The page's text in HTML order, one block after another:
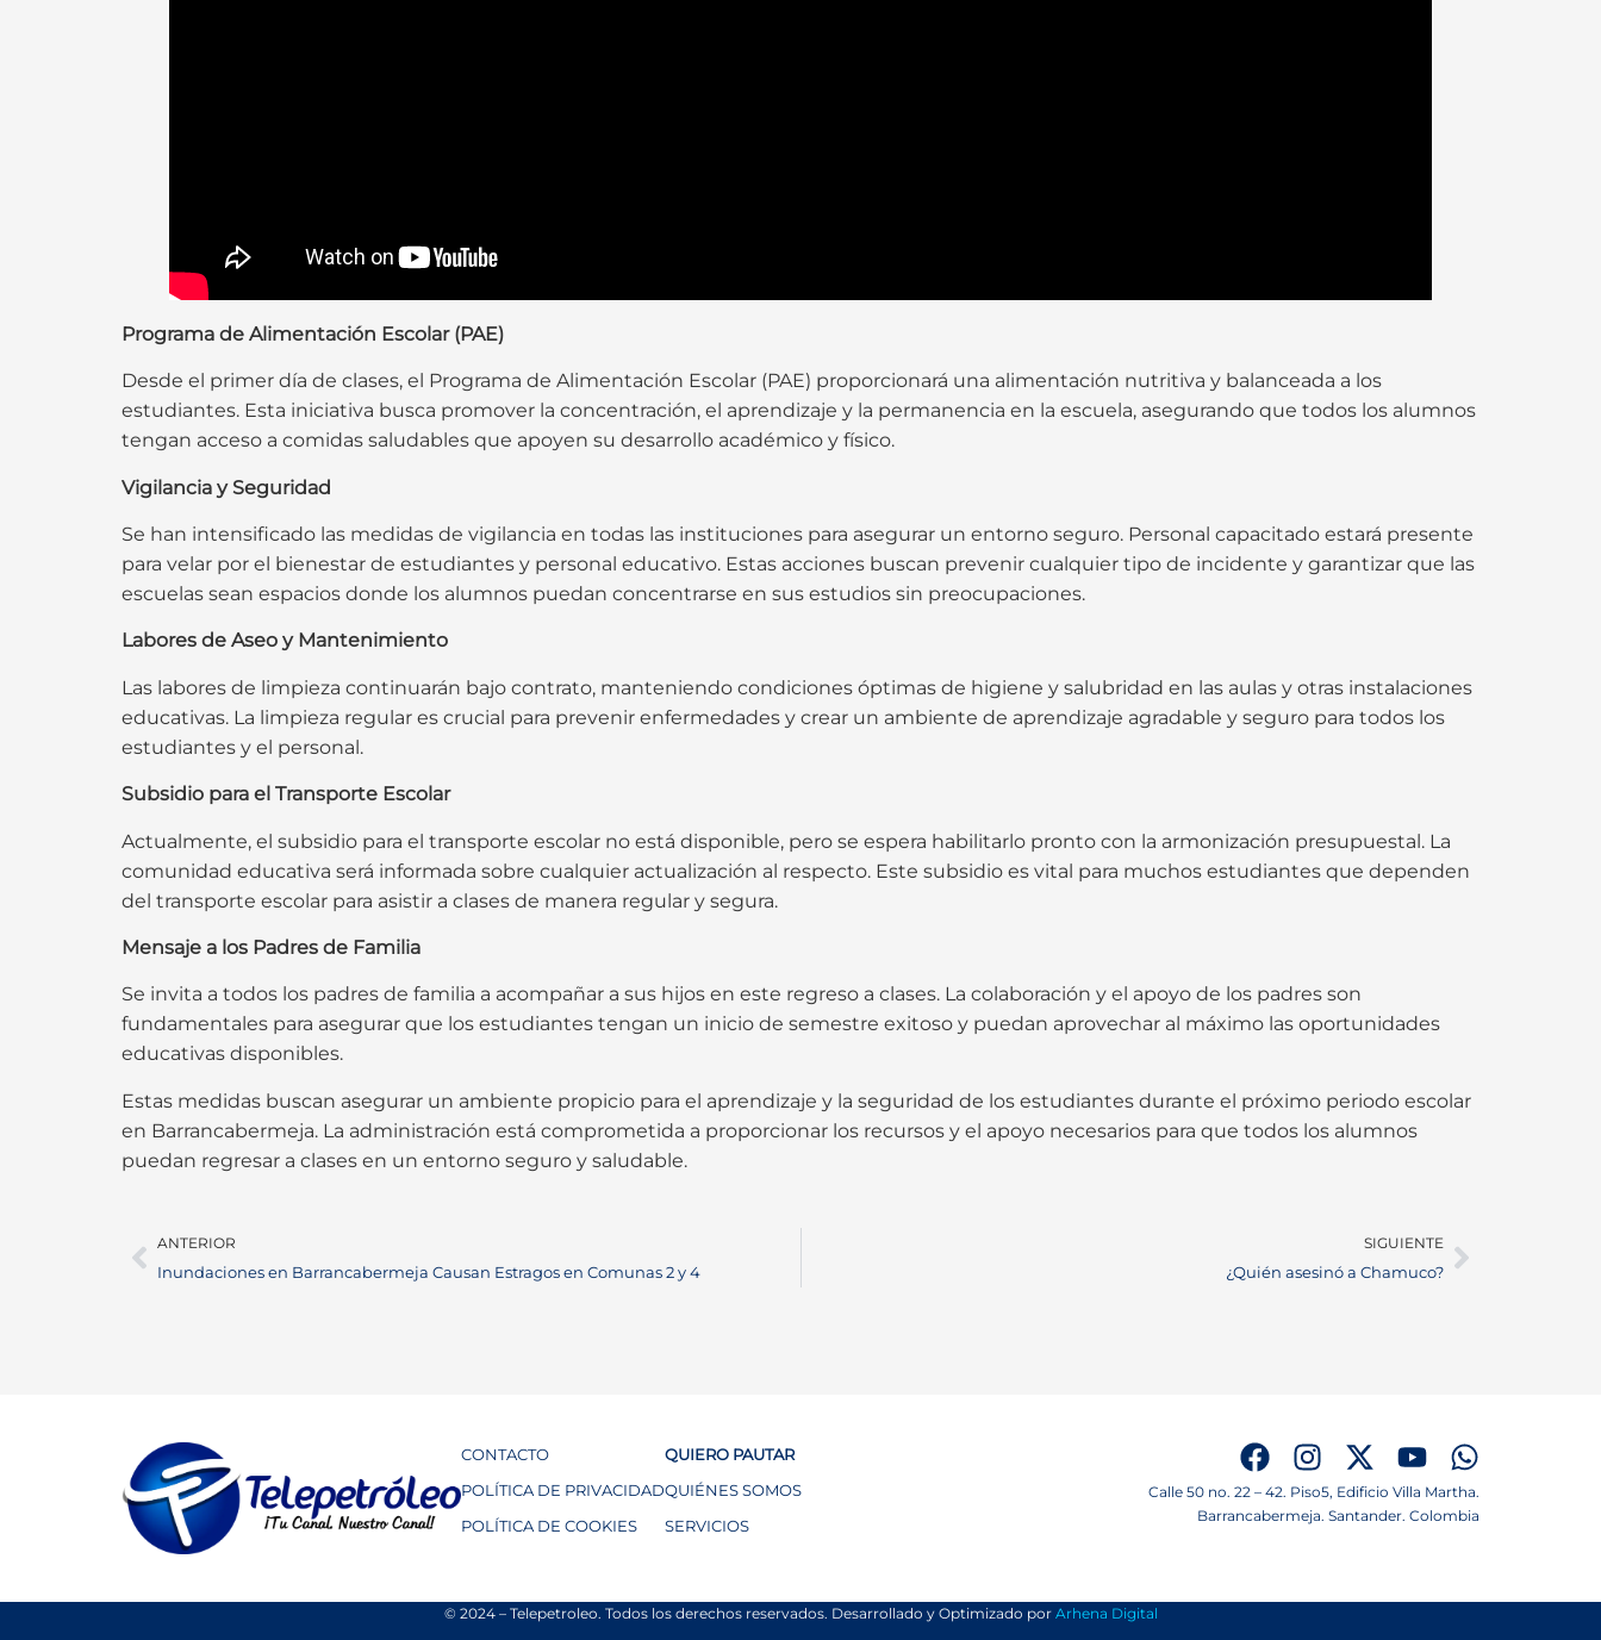
Programa de Alimentación Escolar (PAE)
Desde el primer día de clases, el Programa de Alimentación Escolar (PAE) proporcionará una alimentación nutritiva y balanceada a los
estudiantes. Esta iniciativa busca promover la concentración, el aprendizaje y la permanencia en la escuela, asegurando que todos los alumnos
tengan acceso a comidas saludables que apoyen su desarrollo académico y físico.
Vigilancia y Seguridad
Se han intensificado las medidas de vigilancia en todas las instituciones para asegurar un entorno seguro. Personal capacitado estará presente
para velar por el bienestar de estudiantes y personal educativo. Estas acciones buscan prevenir cualquier tipo de incidente y garantizar que las
escuelas sean espacios donde los alumnos puedan concentrarse en sus estudios sin preocupaciones.
Labores de Aseo y Mantenimiento
Las labores de limpieza continuarán bajo contrato, manteniendo condiciones óptimas de higiene y salubridad en las aulas y otras instalaciones
educativas. La limpieza regular es crucial para prevenir enfermedades y crear un ambiente de aprendizaje agradable y seguro para todos los
estudiantes y el personal.
Subsidio para el Transporte Escolar
Actualmente, el subsidio para el transporte escolar no está disponible, pero se espera habilitarlo pronto con la armonización presupuestal. La
comunidad educativa será informada sobre cualquier actualización al respecto. Este subsidio es vital para muchos estudiantes que dependen
del transporte escolar para asistir a clases de manera regular y segura.
Mensaje a los Padres de Familia
Se invita a todos los padres de familia a acompañar a sus hijos en este regreso a clases. La colaboración y el apoyo de los padres son
fundamentales para asegurar que los estudiantes tengan un inicio de semestre exitoso y puedan aprovechar al máximo las oportunidades
educativas disponibles.
Estas medidas buscan asegurar un ambiente propicio para el aprendizaje y la seguridad de los estudiantes durante el próximo periodo escolar
en Barrancabermeja. La administración está comprometida a proporcionar los recursos y el apoyo necesarios para que todos los alumnos
puedan regresar a clases en un entorno seguro y saludable.
ANTERIOR
Inundaciones en Barrancabermeja Causan Estragos en Comunas 2 y 4
SIGUIENTE
¿Quién asesinó a Chamuco?
CONTACTO
POLÍTICA DE PRIVACIDAD
POLÍTICA DE COOKIES
QUIERO PAUTAR
QUIÉNES SOMOS
SERVICIOS
Calle 50 no. 22 – 42. Piso5, Edificio Villa Martha.
Barrancabermeja. Santander. Colombia
© 2024 – Telepetroleo. Todos los derechos reservados. Desarrollado y Optimizado por Arhena Digital